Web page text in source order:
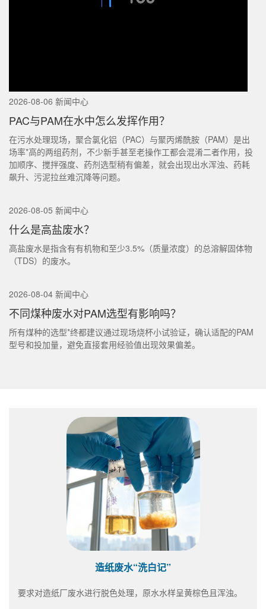
2026-08-06 新闻中心
PAC与PAM在水中怎么发挥作用？
在污水处理现场，聚合氯化铝（PAC）与聚丙烯酰胺（PAM）是出
场率*高的两组药剂，不少新手甚至老操作工都会混淆二者作用，投
加顺序、搅拌强度、药剂选型稍有偏差，就会出现出水浑浊、药耗
飙升、污泥拉丝难沉降等问题。
2026-08-05 新闻中心
什么是高盐废水？
高盐废水是指含有有机物和至少3.5%（质量浓度）的总溶解固体物
（TDS）的废水。
2026-08-04 新闻中心
不同煤种废水对PAM选型有影响吗？
所有煤种的选型*终都建议通过现场烧杯小试验证，确认适配的PAM
型号和投加量，避免直接套用经验值出现效果偏差。
造纸废水“洗白记”
要求对造纸厂废水进行脱色处理，原水水样呈黄棕色且浑浊。